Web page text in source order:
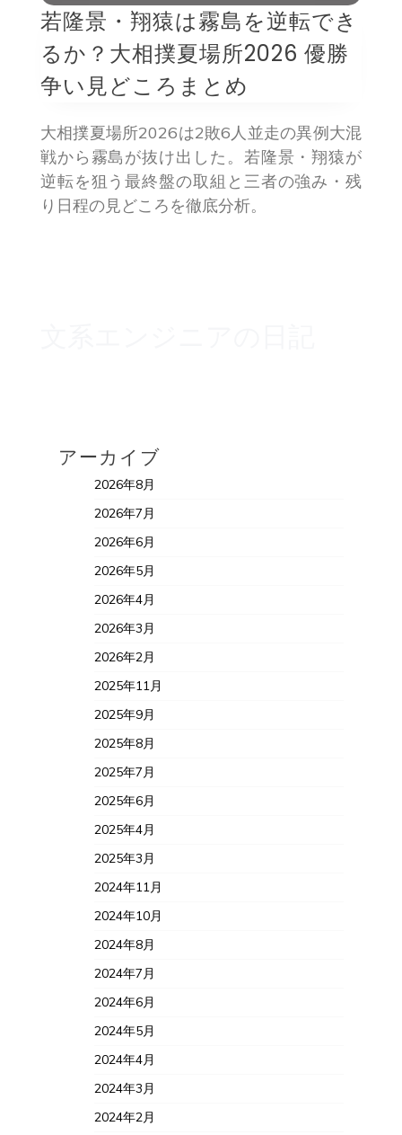
若隆景・翔猿は霧島を逆転でき
るか？大相撲夏場所2026 優勝
争い見どころまとめ
大相撲夏場所2026は2敗6人並走の異例大混
戦から霧島が抜け出した。若隆景・翔猿が
逆転を狙う最終盤の取組と三者の強み・残
り日程の見どころを徹底分析。
アーカイブ
2026年8月
2026年7月
2026年6月
2026年5月
2026年4月
2026年3月
2026年2月
2025年11月
2025年9月
2025年8月
2025年7月
2025年6月
2025年4月
2025年3月
2024年11月
2024年10月
2024年8月
2024年7月
2024年6月
2024年5月
2024年4月
2024年3月
2024年2月